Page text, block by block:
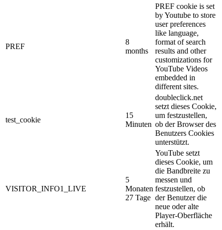
PREF
8
months
PREF cookie is set
by Youtube to store
user preferences
like language,
format of search
results and other
customizations for
YouTube Videos
embedded in
different sites.
test_cookie
15
Minuten
doubleclick.net
setzt dieses Cookie,
um festzustellen,
ob der Browser des
Benutzers Cookies
unterstützt.
VISITOR_INFO1_LIVE
5
Monaten
27 Tage
YouTube setzt
dieses Cookie, um
die Bandbreite zu
messen und
festzustellen, ob
der Benutzer die
neue oder alte
Player-Oberfläche
erhält.